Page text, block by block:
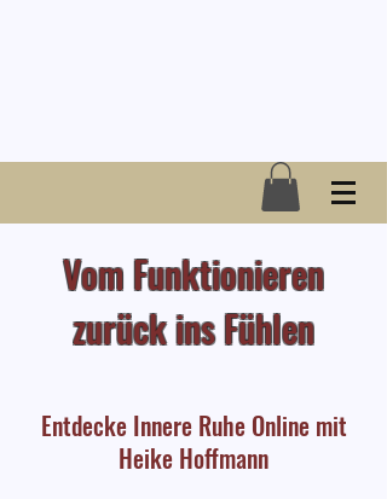
Vom Funktionieren
zurück ins Fühlen
Entdecke Innere Ruhe Online mit
Heike Hoffmann